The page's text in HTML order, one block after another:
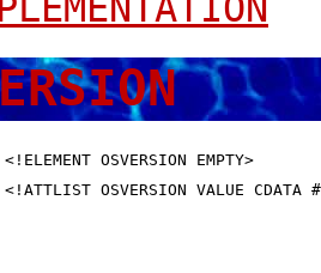
<!ELEMENT OSVERSION